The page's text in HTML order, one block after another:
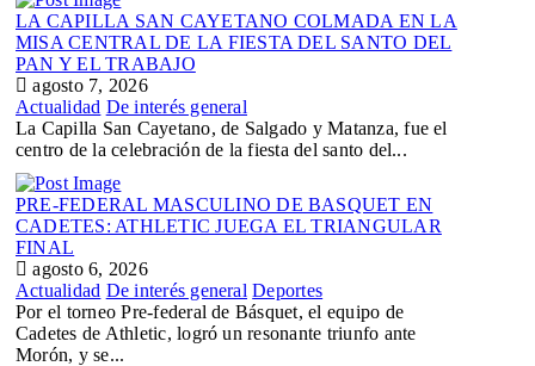
LA CAPILLA SAN CAYETANO COLMADA EN LA
MISA CENTRAL DE LA FIESTA DEL SANTO DEL
PAN Y EL TRABAJO
agosto 7, 2026
Actualidad De interés general
La Capilla San Cayetano, de Salgado y Matanza, fue el
centro de la celebración de la fiesta del santo del...
PRE-FEDERAL MASCULINO DE BASQUET EN
CADETES: ATHLETIC JUEGA EL TRIANGULAR
FINAL
agosto 6, 2026
Actualidad De interés general Deportes
Por el torneo Pre-federal de Básquet, el equipo de
Cadetes de Athletic, logró un resonante triunfo ante
Morón, y se...